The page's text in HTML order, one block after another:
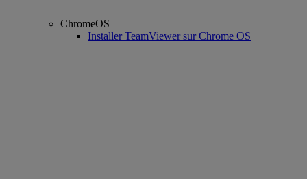
ChromeOS
Installer TeamViewer sur Chrome OS